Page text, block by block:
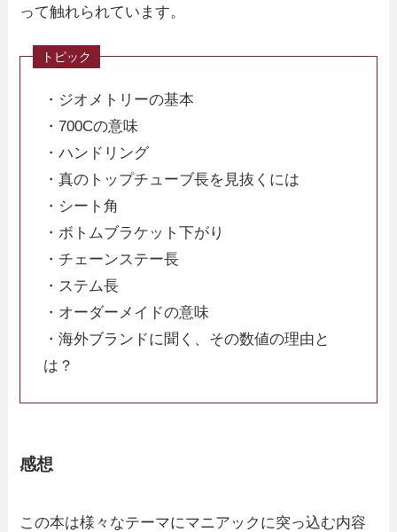
って触れられています。
・ジオメトリーの基本
・700Cの意味
・ハンドリング
・真のトップチューブ長を見抜くには
・シート角
・ボトムブラケット下がり
・チェーンステー長
・ステム長
・オーダーメイドの意味
・海外ブランドに聞く、その数値の理由と
は？
感想
この本は様々なテーマにマニアックに突っ込む内容